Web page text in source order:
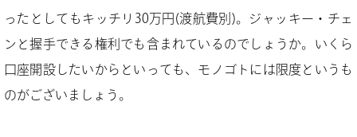
ったとしてもキッチリ30万円(渡航費別)。ジャッキー・チェ
ンと握手できる権利でも含まれているのでしょうか。いくら
口座開設したいからといっても、モノゴトには限度というも
のがございましょう。